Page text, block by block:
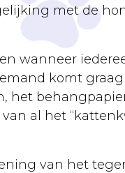
met de
wanneer
komt
het
al het
van het